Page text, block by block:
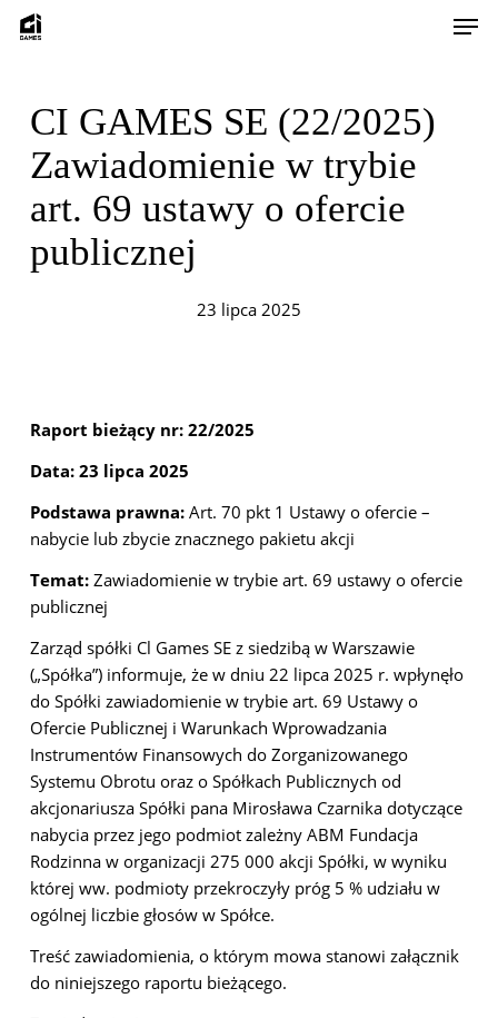
Skip
CI GAMES SE (22/2025)
Zawiadomienie w trybie
art. 69 ustawy o ofercie
publicznej
23 lipca 2025
Raport bieżący nr: 22/2025
Data: 23 lipca 2025
Podstawa prawna:Art. 70 pkt 1 Ustawy o ofercie –
nabycie lub zbycie znacznego pakietu akcji
Temat:Zawiadomienie w trybie art. 69 ustawy o ofercie
publicznej
Zarząd spółki Cl Games SE z siedzibą w Warszawie
(„Spółka”) informuje, że w dniu 22 lipca 2025 r. wpłynęło
do Spółki zawiadomienie w trybie art. 69 Ustawy o
Ofercie Publicznej i Warunkach Wprowadzania
Instrumentów Finansowych do Zorganizowanego
Systemu Obrotu oraz o Spółkach Publicznych od
akcjonariusza Spółki pana Mirosława Czarnika dotyczące
nabycia przez jego podmiot zależny ABM Fundacja
Rodzinna w organizacji 275 000 akcji Spółki, w wyniku
której ww. podmioty przekroczyły próg 5 % udziału w
ogólnej liczbie głosów w Spółce.
Treść zawiadomienia, o którym mowa stanowi załącznik
do niniejszego raportu bieżącego.